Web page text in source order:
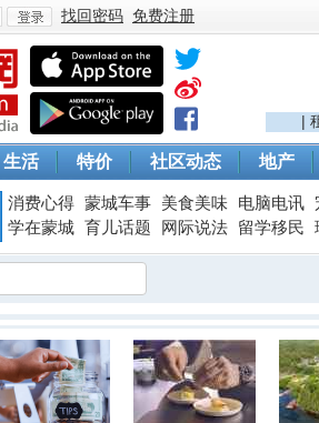
登
录
找回密码 免费注册
|
生活 特价 社区动态 地产
消费心得 蒙城车事 美食美味 电脑电讯
学在蒙城 育儿话题 网际说法 留学移民